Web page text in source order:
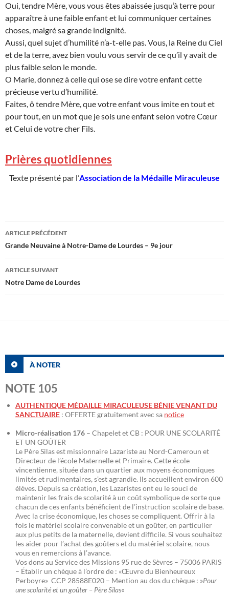
Oui, tendre Mère, vous vous êtes abaissée jusqu’à terre pour
apparaître à une faible enfant et lui communiquer certaines
choses, malgré sa grande indignité.
Aussi, quel sujet d’humilité n’a-t-elle pas. Vous, la Reine du Ciel
et de la terre, avez bien voulu vous servir de ce qu’il y avait de
plus faible selon le monde.
O Marie, donnez à celle qui ose se dire votre enfant cette
précieuse vertu d’humilité.
Faites, ô tendre Mère, que votre enfant vous imite en tout et
pour tout, en un mot que je sois une enfant selon votre Cœur
et Celui de votre cher Fils.
Prières quotidiennes
Texte présenté par l’Association de la Médaille Miraculeuse
Navigation
des
articles
ARTICLE PRÉCÉDENT
Grande Neuvaine à Notre-Dame de Lourdes – 9e jour
ARTICLE SUIVANT
Notre Dame de Lourdes
À NOTER
NOTE 105
AUTHENTIQUE MÉDAILLE MIRACULEUSE BÉNIE VENANT DU
SANCTUAIRE : OFFERTE gratuitement avec sa notice
Micro-réalisation 176 – Chapelet et CB : POUR UNE SCOLARITÉ
ET UN GOÛTER
Le Père Silas est missionnaire Lazariste au Nord-Cameroun et
Directeur de l’école Maternelle et Primaire. Cette école
vincentienne, située dans un quartier aux moyens économiques
limités et rudimentaires, s’est agrandie. Ils accueillent environ 600
élèves. Depuis sa création, les Lazaristes ont eu le souci de
maintenir les frais de scolarité à un coût symbolique de sorte que
chacun de ces enfants bénéficient de l’instruction scolaire de base.
Avec la crise économique, les choses se compliquent. Offrir à la
fois le matériel scolaire convenable et un goûter, en particulier
aux plus petits de la maternelle, devient difficile. Si vous souhaitez
les aider pour l’achat des goûters et du matériel scolaire, nous
vous en remercions à l’avance.
Vos dons au Service des Missions 95 rue de Sèvres – 75006 PARIS
– Établir un chèque à l’ordre de : «Œuvre du Bienheureux
Perboyre» CCP 28588E020 – Mention au dos du chèque : »Pour
une scolarité et un goûter – Père Silas«